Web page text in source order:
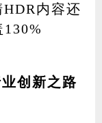
内容还
创新之路